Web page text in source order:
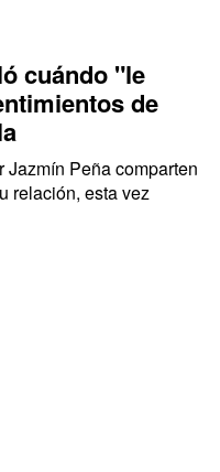
cuándo "le
de
Jazmín Peña comparten
relación, esta vez